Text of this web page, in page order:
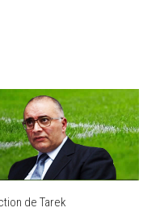
de Tarek